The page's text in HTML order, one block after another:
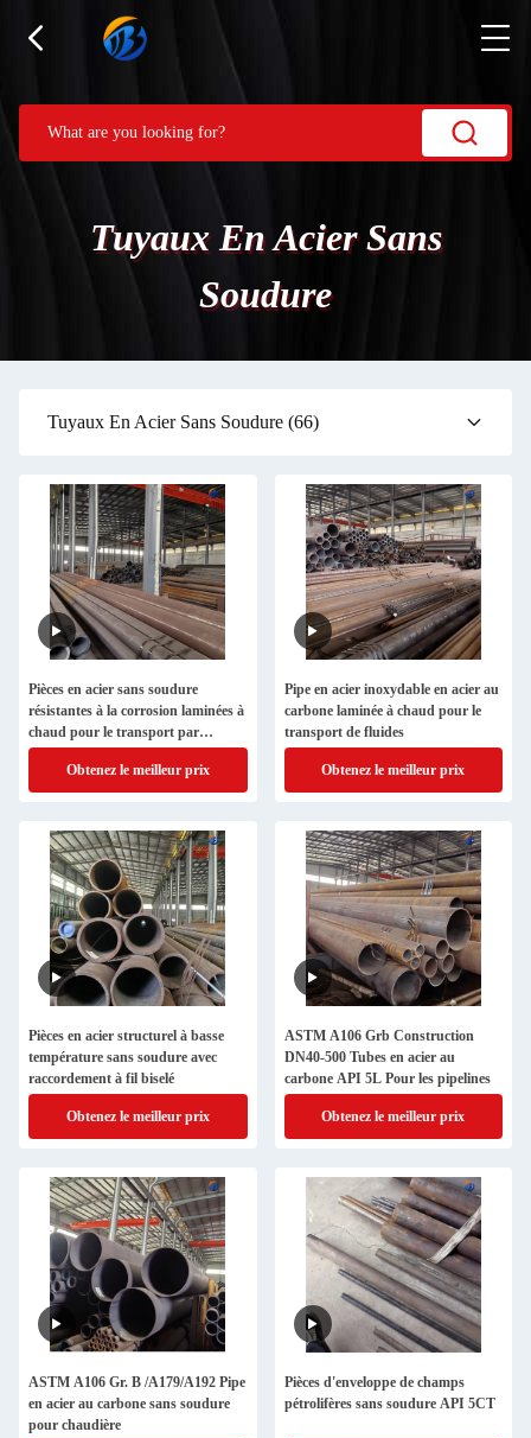
Tuyaux En Acier Sans
Soudure
Tuyaux En Acier Sans Soudure (66)
Pièces en acier sans soudure
résistantes à la corrosion laminées à
chaud pour le transport par
pipeline
Obtenez le meilleur prix
Pipe en acier inoxydable en acier au
carbone laminée à chaud pour le
transport de fluides
Obtenez le meilleur prix
Pièces en acier structurel à basse
température sans soudure avec
raccordement à fil biselé
Obtenez le meilleur prix
ASTM A106 Grb Construction
DN40-500 Tubes en acier au
carbone API 5L Pour les pipelines
Obtenez le meilleur prix
ASTM A106 Gr. B /A179/A192 Pipe
en acier au carbone sans soudure
pour chaudière
Pièces d'enveloppe de champs
pétrolifères sans soudure API 5CT